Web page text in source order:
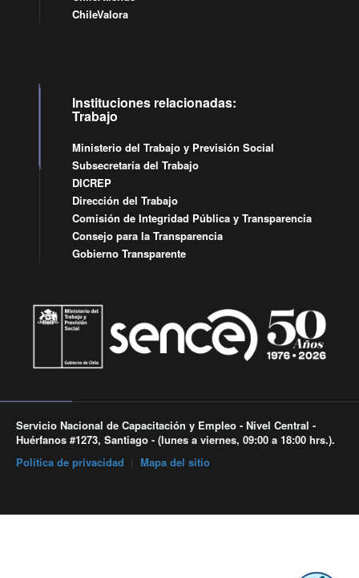
ChileValora
Instituciones relacionadas:
Trabajo
Ministerio del Trabajo y Previsión Social
Subsecretaría del Trabajo
DICREP
Dirección del Trabajo
Comisión de Integridad Pública y Transparencia
Consejo para la Transparencia
Gobierno Transparente
Servicio Nacional de Capacitación y Empleo - Nivel Central -
Huérfanos #1273, Santiago - (lunes a viernes, 09:00 a 18:00 hrs.).
Política de privacidad
Mapa del sitio